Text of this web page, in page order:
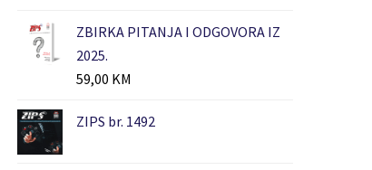
ZBIRKA PITANJA I ODGOVORA IZ
2025.
59,00 KM
ZIPS br. 1492